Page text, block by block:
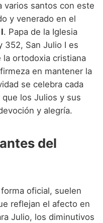
varios santos con este
y venerado en el
. Papa de la Iglesia
352, San Julio I es
la ortodoxia cristiana
en mantener la
se celebra cada
que los Julios y sus
y alegría.
del
oficial, suelen
reflejan el afecto en
Julio, los diminutivos